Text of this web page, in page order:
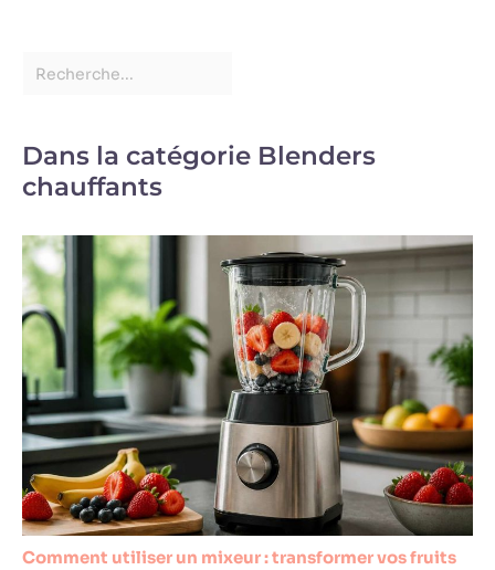
Dans la catégorie Blenders
chauffants
Comment utiliser un mixeur : transformer vos fruits